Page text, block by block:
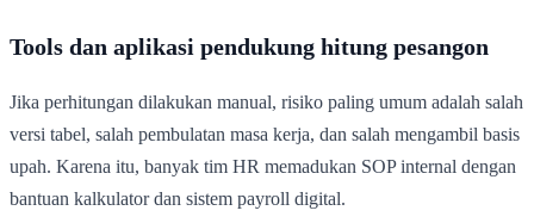
Tools dan aplikasi pendukung hitung pesangon
Jika perhitungan dilakukan manual, risiko paling umum adalah salah
versi tabel, salah pembulatan masa kerja, dan salah mengambil basis
upah. Karena itu, banyak tim HR memadukan SOP internal dengan
bantuan kalkulator dan sistem payroll digital.